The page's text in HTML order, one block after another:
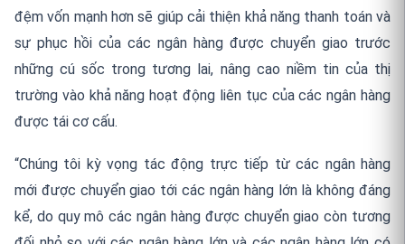
đệm vốn mạnh hơn sẽ giúp cải thiện khả năng thanh toán và
sự phục hồi của các ngân hàng được chuyển giao trước
những cú sốc trong tương lai, nâng cao niềm tin của thị
trường vào khả năng hoạt động liên tục của các ngân hàng
được tái cơ cấu.
“Chúng tôi kỳ vọng tác động trực tiếp từ các ngân hàng
mới được chuyển giao tới các ngân hàng lớn là không đáng
kể, do quy mô các ngân hàng được chuyển giao còn tương